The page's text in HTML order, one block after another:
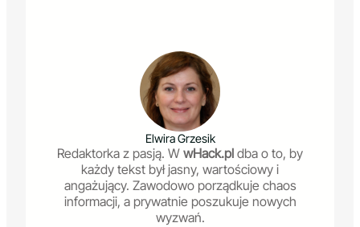
Elwira Grzesik
Redaktorka z pasją. W wHack.pl dba o to, by
każdy tekst był jasny, wartościowy i
angażujący. Zawodowo porządkuje chaos
informacji, a prywatnie poszukuje nowych
wyzwań.